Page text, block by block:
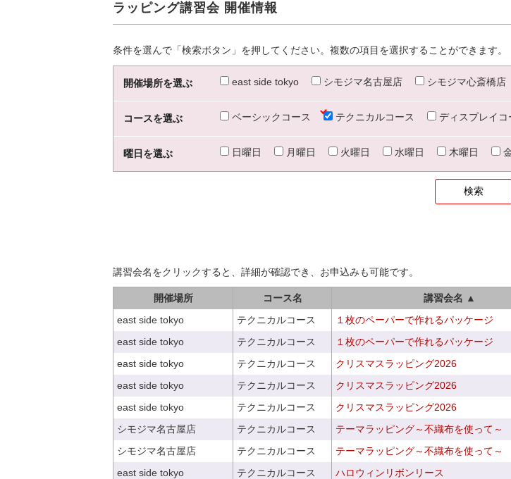
ラッピング講習会 開催情報
条件を選んで「検索ボタン」を押してください。複数の項目を選択することができます。
開催場所を選ぶ east side tokyo シモジマ名古屋店 シモジマ心斎橋店
コースを選ぶ ベーシックコース テクニカルコース ディスプレイコ
曜日を選ぶ 日曜日 月曜日 火曜日 水曜日 木曜日
講習会名をクリックすると、詳細が確認でき、お申込みも可能です。
開催場所 コース名 講習会名 ▲
east side tokyo
テクニカルコース １枚のペーパーで作れるパッケージ
east side tokyo
テクニカルコース １枚のペーパーで作れるパッケージ
east side tokyo
テクニカルコース クリスマスラッピング2026
east side tokyo
テクニカルコース クリスマスラッピング2026
east side tokyo
テクニカルコース クリスマスラッピング2026
シモジマ名古屋店
テクニカルコース テーマラッピング～不織布を使って～
シモジマ名古屋店
テクニカルコース テーマラッピング～不織布を使って～
east side tokyo
テクニカルコース ハロウィンリボンリース